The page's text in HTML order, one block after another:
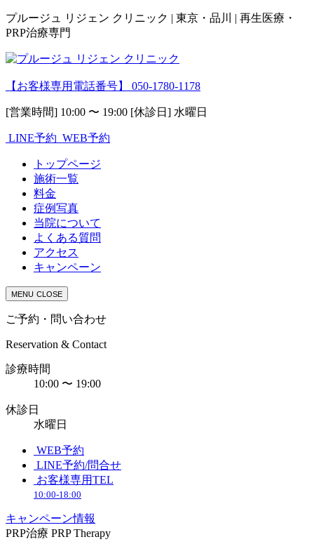
プルージュ リジェン クリニック | 東京・品川 | 再生医療・
PRP治療専門
【お客様専用電話番号】 050-1780-1178
[営業時間] 10:00 〜 19:00 [休診日] 水曜日
LINE予約 WEB予約
トップページ
施術一覧
料金
症例写真
当院について
よくある質問
アクセス
キャンペーン
MENU CLOSE
ご予約・問い合わせ
Reservation & Contact
診療時間
10:00 〜 19:00
休診日
水曜日
WEB予約
LINE予約/問合せ
お客様専用TEL
10:00-18:00
キャンペーン情報
PRP治療 PRP Therapy